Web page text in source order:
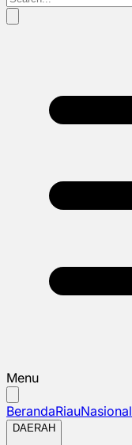
Menu
BerandaRiauNasional
DAERAH